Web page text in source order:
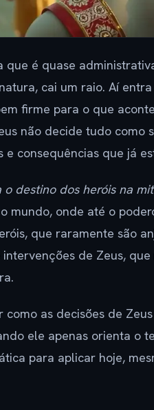
é quase
cai um raio. Aí
firme para o que
não decide tudo como
consequências que já
o destino dos heróis na
mundo, onde até o
que raramente são
de Zeus,
as decisões de
ele apenas orienta o
para aplicar hoje,